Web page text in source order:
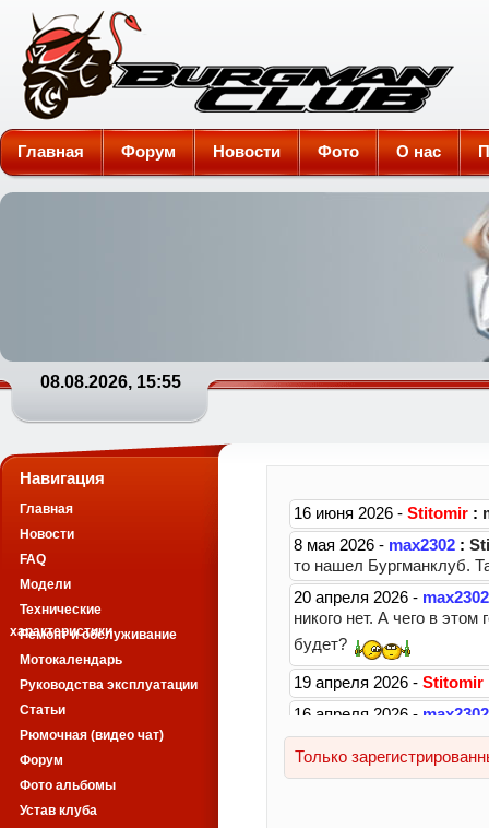
Burgman-Club
Главная Форум Новости Фото О нас
08.08.2026, 15:55
Навигация
Главная
Новости
FAQ
Модели
Технические
характеристики
Ремонт и обслуживание
Мотокалендарь
Руководства эксплуатации
Статьи
Рюмочная (видео чат)
Форум
Фото альбомы
Устав клуба